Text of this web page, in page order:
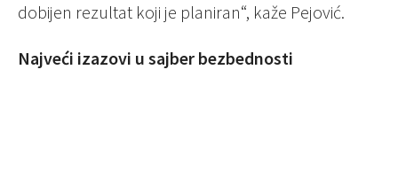
dobijen rezultat koji je planiran“, kaže Pejović.
Najveći izazovi u sajber bezbednosti